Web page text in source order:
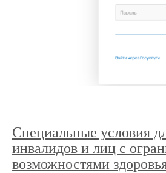
Специальные условия
инвалидов и лиц с
возможностями